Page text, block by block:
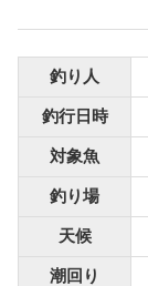
釣り人
釣行日時
対象魚
釣り場
天候
潮回り